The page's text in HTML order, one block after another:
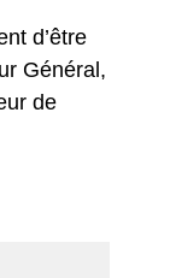
d’être
Général,
de